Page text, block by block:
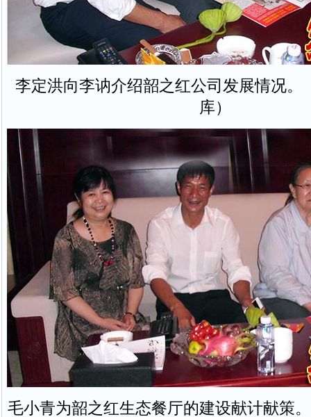
李定洪向李讷介绍韶之红公司发展情况。
库）
毛小青为韶之红生态餐厅的建设献计献策